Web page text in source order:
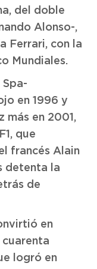
del doble
Alonso-,
Ferrari, con la
Mundiales.
Spa-
en 1996 y
más en 2001,
que
francés Alain
detenta la
de
en
logró en